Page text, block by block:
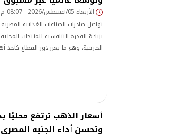
الأربعاء 05/أغسطس/2026 - 08:07 م
تواصل صادرات الصناعات الغذائية
بزيادة القدرة التنافسية للمنتجات
الخارجية، وهو ما يعزز دور القطاع كأحد
أسعار الذهب ترتفع محليًا
وتحسن أداء الجنيه المصري